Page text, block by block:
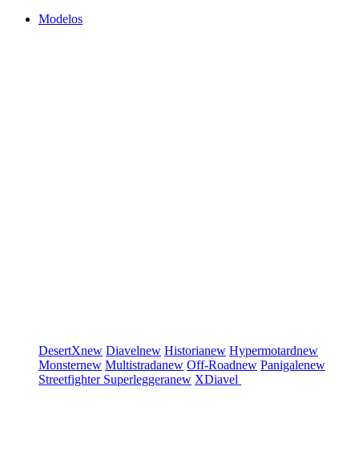
Modelos
DesertXnew Diavelnew Historianew Hypermotardnew
Monsternew Multistradanew Off-Roadnew Panigalenew
Streetfighter Superleggeranew XDiavel